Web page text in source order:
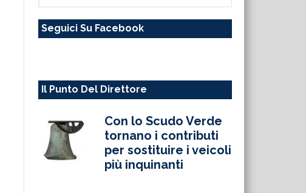
sito
Seguici Su Facebook
Il Punto Del Direttore
Con lo Scudo Verde
tornano i contributi
per sostituire i veicoli
più inquinanti